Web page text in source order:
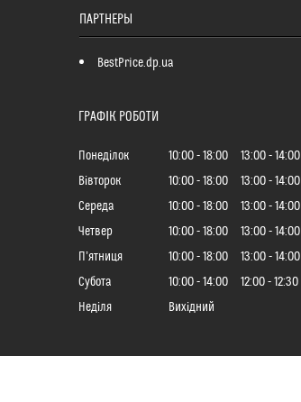
ПАРТНЕРЫ
BestPrice.dp.ua
ГРАФІК РОБОТИ
Понеділок 10:00 18:00 13:00
14:00
Вівторок
10:00 18:00 13:00
14:00
Середа
10:00 18:00 13:00
14:00
Четвер
10:00 18:00 13:00
14:00
Пʼятниця
10:00 18:00 13:00
14:00
Субота
10:00 14:00 12:00
12:30
Неділя
Вихідний